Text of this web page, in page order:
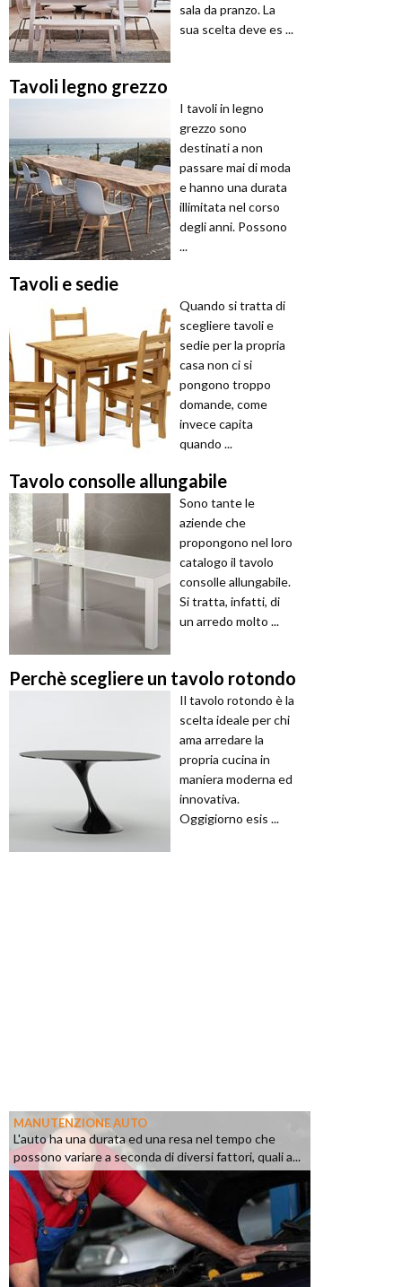
sala da pranzo. La
sua scelta deve es ...
Tavoli legno grezzo
I tavoli in legno
grezzo sono
destinati a non
passare mai di moda
e hanno una durata
illimitata nel corso
degli anni. Possono
...
Tavoli e sedie
Quando si tratta di
scegliere tavoli e
sedie per la propria
casa non ci si
pongono troppo
domande, come
invece capita
quando ...
Tavolo consolle allungabile
Sono tante le
aziende che
propongono nel loro
catalogo il tavolo
consolle allungabile.
Si tratta, infatti, di
un arredo molto ...
Perchè scegliere un tavolo rotondo
Il tavolo rotondo è la
scelta ideale per chi
ama arredare la
propria cucina in
maniera moderna ed
innovativa.
Oggigiorno esis ...
MANUTENZIONE AUTO
L'auto ha una durata ed una resa nel tempo che
possono variare a seconda di diversi fattori, quali a...